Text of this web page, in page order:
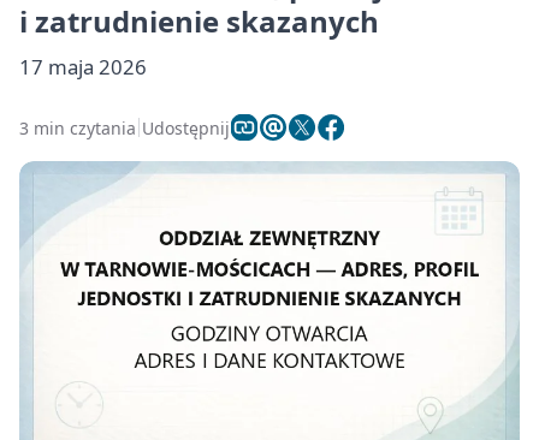
i zatrudnienie skazanych
17 maja 2026
3 min czytania Udostępnij